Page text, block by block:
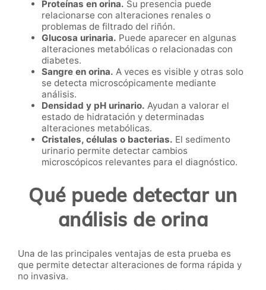
Proteínas en orina. Su presencia puede
relacionarse con alteraciones renales o
problemas de filtrado del riñón.
Glucosa urinaria. Puede aparecer en algunas
alteraciones metabólicas o relacionadas con
diabetes.
Sangre en orina. A veces es visible y otras solo
se detecta microscópicamente mediante
análisis.
Densidad y pH urinario. Ayudan a valorar el
estado de hidratación y determinadas
alteraciones metabólicas.
Cristales, células o bacterias. El sedimento
urinario permite detectar cambios
microscópicos relevantes para el diagnóstico.
Qué puede detectar un
análisis de orina
Una de las principales ventajas de esta prueba es
que permite detectar alteraciones de forma rápida y
no invasiva.